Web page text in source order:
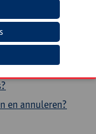
en annuleren?